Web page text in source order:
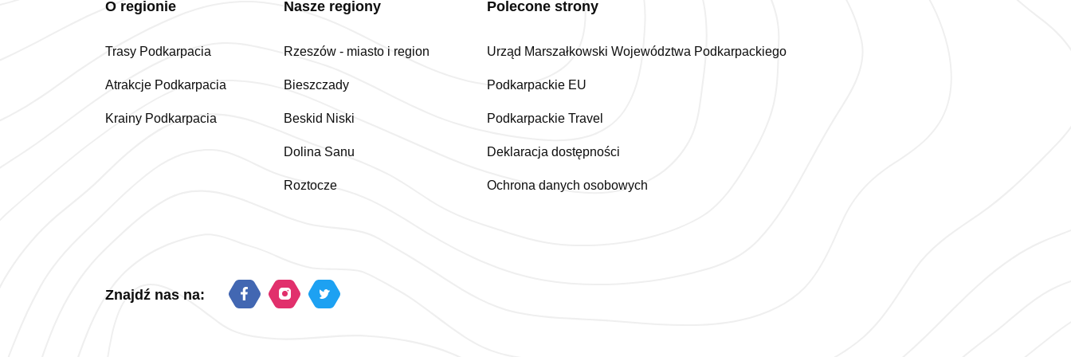
O regionie
Trasy Podkarpacia
Atrakcje Podkarpacia
Krainy Podkarpacia
Nasze regiony
Rzeszów - miasto i region
Bieszczady
Beskid Niski
Dolina Sanu
Roztocze
Polecone strony
Urząd Marszałkowski Województwa Podkarpackiego
Podkarpackie EU
Podkarpackie Travel
Deklaracja dostępności
Ochrona danych osobowych
Znajdź nas na: